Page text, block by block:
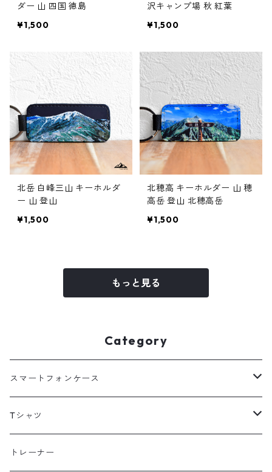
ダー 山 四国 徳島
¥1,500
沢キャンプ場 秋 紅葉
¥1,500
北岳 白峰三山 キーホルダ
ー 山 登山
¥1,500
北穂高 キーホルダー 山 穂
高岳 登山 北穂高岳
¥1,500
もっと見る
Category
スマートフォンケース
海外
北海道
Tシャツ
半袖
トレーナー